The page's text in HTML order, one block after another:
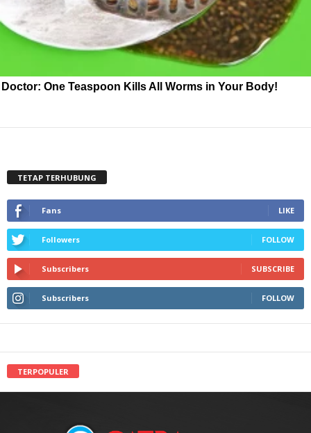
Doctor: One Teaspoon Kills All Worms in Your Body!
TETAP TERHUBUNG
Fans LIKE
Followers FOLLOW
Subscribers SUBSCRIBE
Subscribers FOLLOW